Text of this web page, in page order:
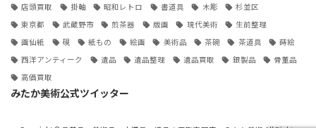
店頭買取 掛軸 昭和レトロ 書道具 木彫 杉並区
東京都 武蔵野市 煎茶器 版画 現代美術 生前整理
画仙紙 硯 紙もの 絵画 美術品 茶碗 茶道具 蒔絵
西洋アンティーク 遺品 遺品整理 遺品買取 銀製品 骨董品
高価買取
みたか美術公式ツイッター